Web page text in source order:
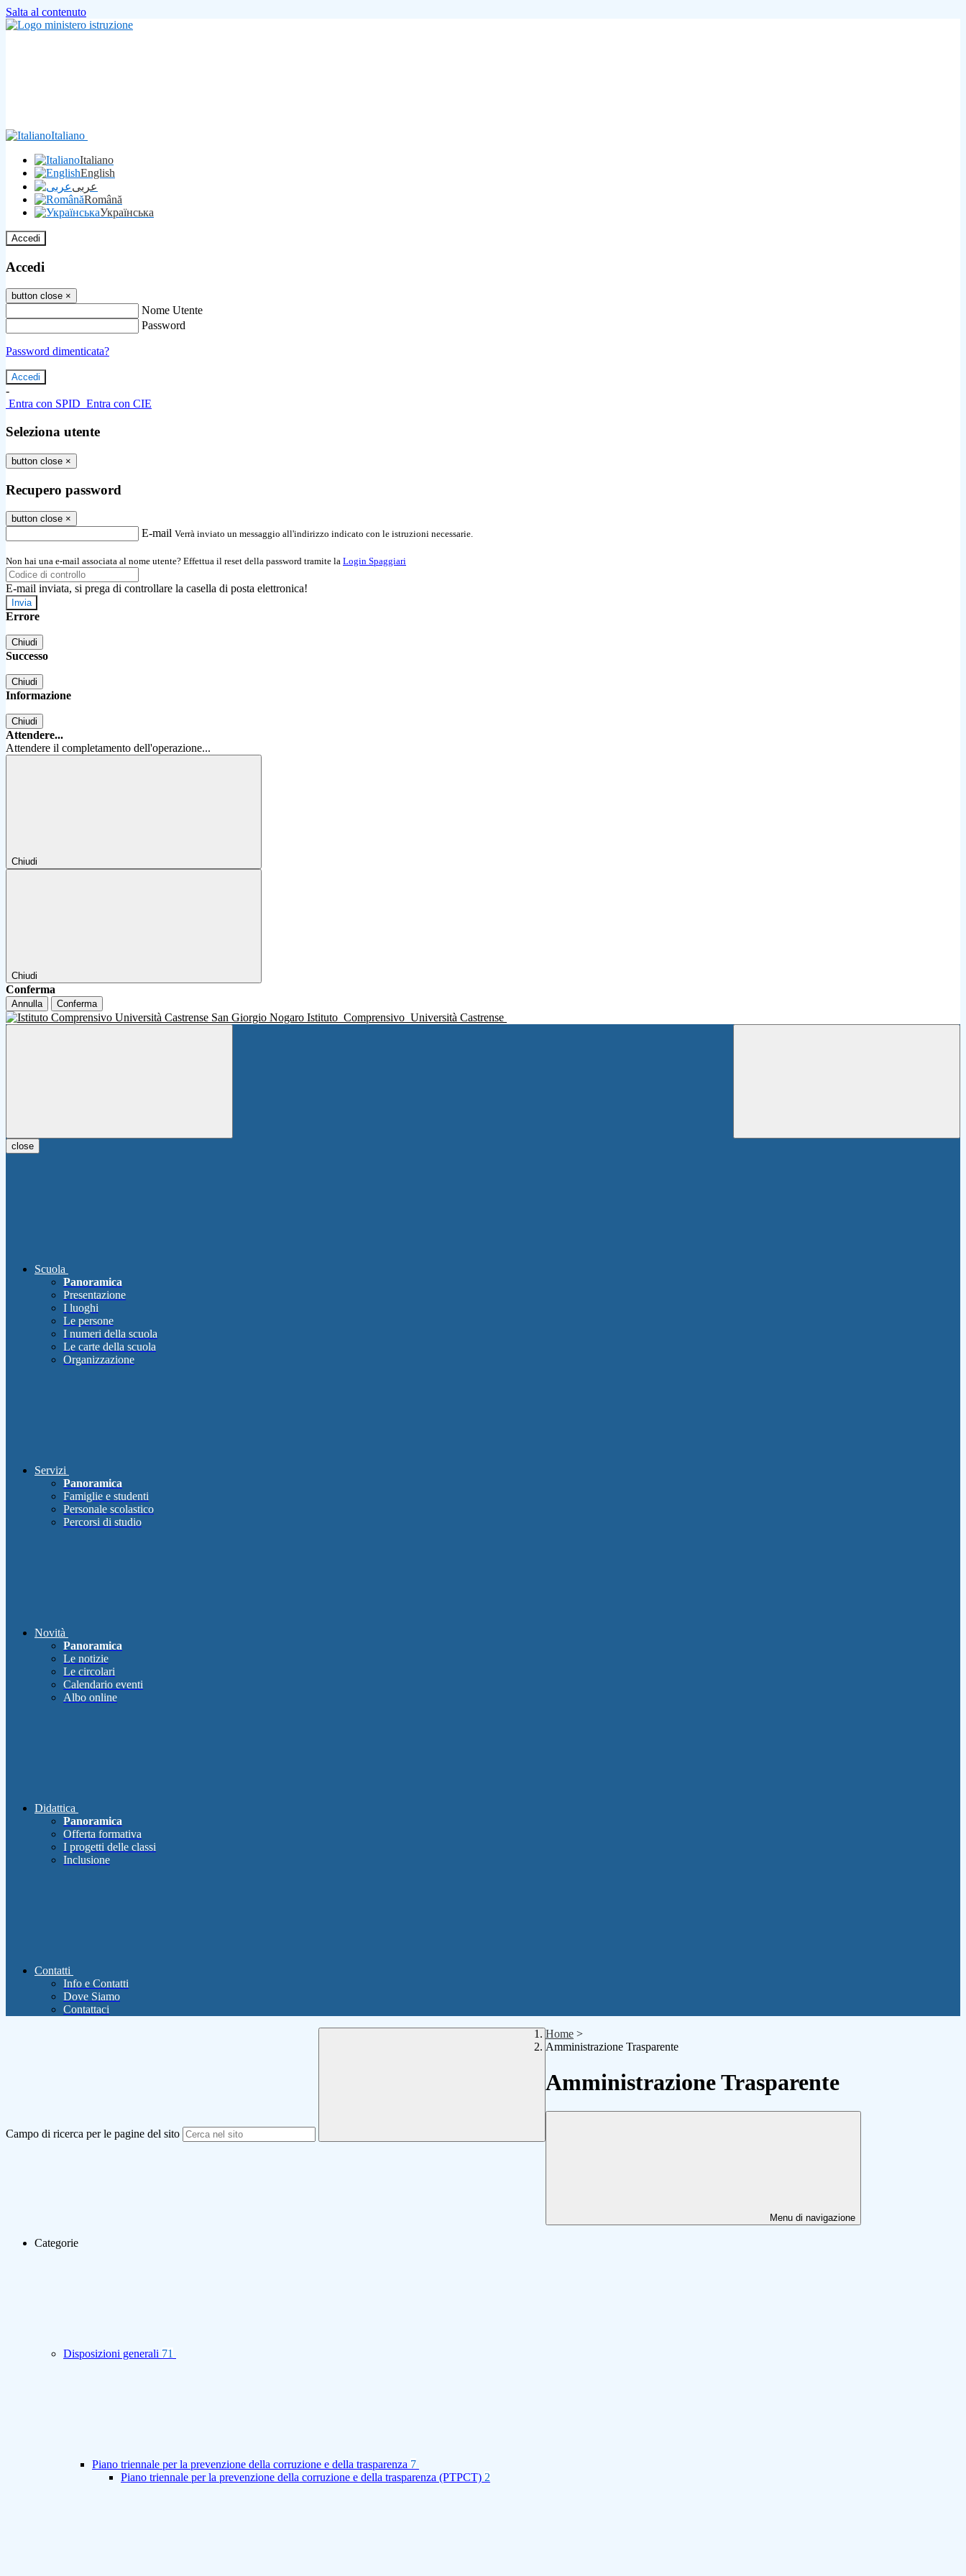
Salta al contenuto
Italiano
Italiano
English
عربى
Română
Українська
Accedi
Accedi
button close ×
Nome Utente
Password
Password dimenticata?
-
Entra con SPID Entra con CIE
Seleziona utente
button close ×
Recupero password
button close ×
E-mail Verrà inviato un messaggio all'indirizzo indicato con le istruzioni necessarie.
Non hai una e-mail associata al nome utente? Effettua il reset della password tramite la Login Spaggiari
E-mail inviata, si prega di controllare la casella di posta elettronica!
Errore
Chiudi
Successo
Chiudi
Informazione
Chiudi
Attendere...
Attendere il completamento dell'operazione...
Chiudi
Chiudi
Conferma
Annulla Conferma
Istituto Comprensivo Università Castrense
close
Scuola
Panoramica
Presentazione
I luoghi
Le persone
I numeri della scuola
Le carte della scuola
Organizzazione
Servizi
Panoramica
Famiglie e studenti
Personale scolastico
Percorsi di studio
Novità
Panoramica
Le notizie
Le circolari
Calendario eventi
Albo online
Didattica
Panoramica
Offerta formativa
I progetti delle classi
Inclusione
Contatti
Info e Contatti
Dove Siamo
Contattaci
Campo di ricerca per le pagine del sito
Home >
Amministrazione Trasparente
Amministrazione Trasparente
Menu di navigazione
Categorie
Disposizioni generali 71
Piano triennale per la prevenzione della corruzione e della trasparenza 7
Piano triennale per la prevenzione della corruzione e della trasparenza (PTPCT) 2